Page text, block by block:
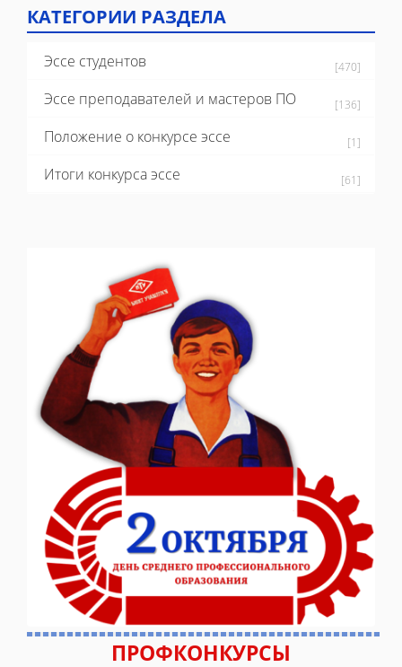
КАТЕГОРИИ РАЗДЕЛА
Эссе студентов [470]
Эссе преподавателей и мастеров ПО [136]
Положение о конкурсе эссе [1]
Итоги конкурса эссе [61]
ПРОФКОНКУРСЫ